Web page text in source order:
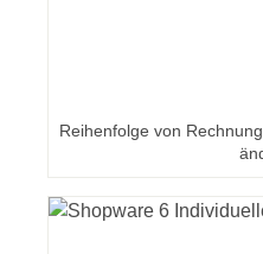
Reihenfolge von